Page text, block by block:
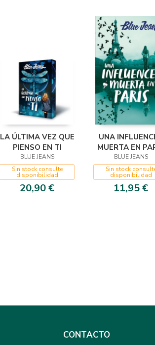
LA ÚLTIMA VEZ QUE
PIENSO EN TI
BLUE JEANS
Sin stock consulte
disponibilidad
20,90 €
UNA
MUERTA EN
BLUE JEANS
Sin stock
disponibilidad
11,95 €
CONTACTO